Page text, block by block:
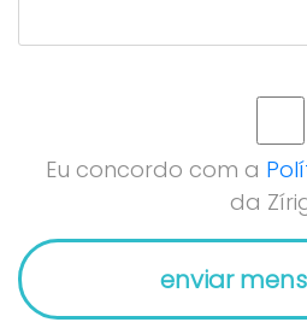
Eu concordo com a
da